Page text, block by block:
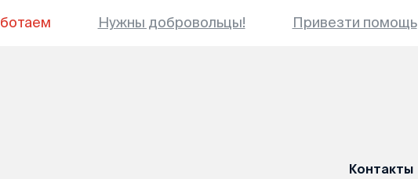
Нужны добровольцы! Привезти помощь
Контакты